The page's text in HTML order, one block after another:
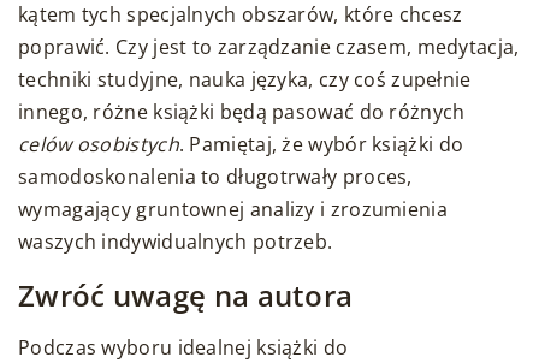
kątem tych specjalnych obszarów, które chcesz
poprawić. Czy jest to zarządzanie czasem, medytacja,
techniki studyjne, nauka języka, czy coś zupełnie
innego, różne książki będą pasować do różnych
celów osobistych. Pamiętaj, że wybór książki do
samodoskonalenia to długotrwały proces,
wymagający gruntownej analizy i zrozumienia
waszych indywidualnych potrzeb.
Zwróć uwagę na autora
Podczas wyboru idealnej książki do